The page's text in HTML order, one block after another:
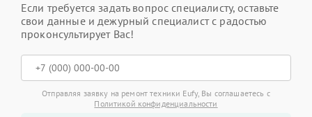
Если требуется задать вопрос специалисту, оставьте
свои данные и дежурный специалист с радостью
проконсультирует Вас!
Отправляя заявку на ремонт техники Eufy, Вы соглашаетесь с
Политикой конфиденциальности